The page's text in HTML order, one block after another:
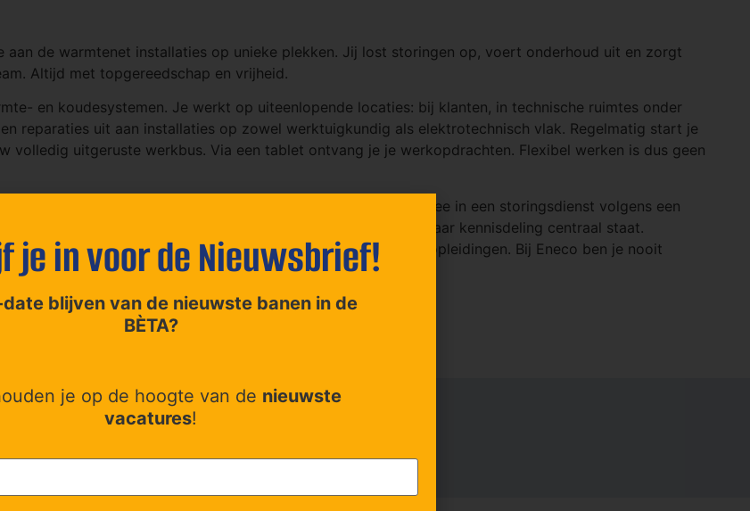
aan de warmtenet installaties op unieke plekken. Jij lost storingen op, voert onderhoud uit en zorgt
Altijd met topgereedschap en vrijheid.
en koudesystemen. Je werkt op uiteenlopende locaties: bij klanten, in technische ruimtes onder
reparaties uit aan installaties op zowel werktuigkundig als elektrotechnisch vlak. Regelmatig start je
volledig uitgeruste werkbus. Via een tablet ontvang je je werkopdrachten. Flexibel werken is dus geen
instellingen en storingsanalyses uit. Daarnaast draai je mee in een storingsdienst volgens een
werkt. Binnen het team heerst een collegiale sfeer, waar kennisdeling centraal staat.
om je vakkennis verder uit te breiden via interne en externe opleidingen. Bij Eneco ben je nooit
je in voor de Nieuwsbrief!
blijven van de nieuwste banen in de
BÈTA?
je op de hoogte van de nieuwste
vacatures!